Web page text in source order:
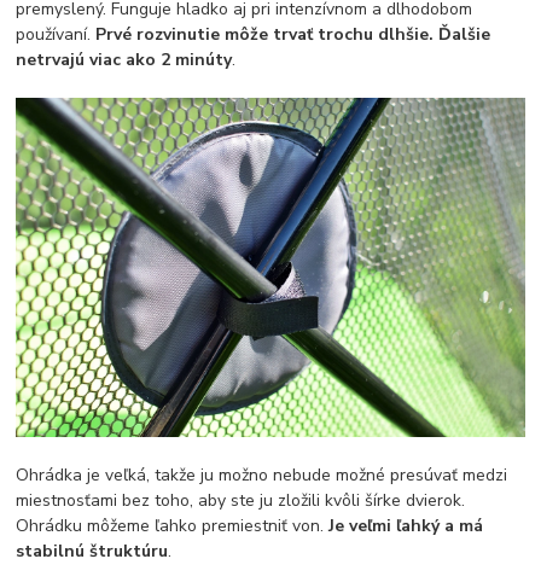
premyslený. Funguje hladko aj pri intenzívnom a dlhodobom
používaní. Prvé rozvinutie môže trvať trochu dlhšie. Ďalšie
netrvajú viac ako 2 minúty.
Ohrádka je veľká, takže ju možno nebude možné presúvať medzi
miestnosťami bez toho, aby ste ju zložili kvôli šírke dvierok.
Ohrádku môžeme ľahko premiestniť von.Je veľmi ľahký a má
stabilnú štruktúru.